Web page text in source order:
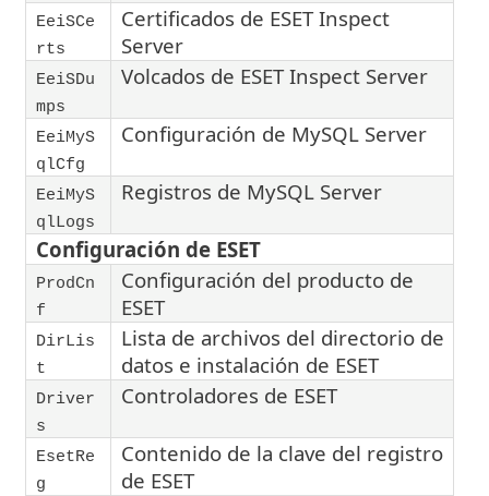
EeiSCe
rts
Certificados de ESET Inspect
Server
EeiSDu
mps
Volcados de ESET Inspect Server
EeiMyS
qlCfg
Configuración de MySQL Server
EeiMyS
qlLogs
Registros de MySQL Server
Configuración de ESET
ProdCn
f
Configuración del producto de
ESET
DirLis
t
Lista de archivos del directorio de
datos e instalación de ESET
Driver
s
Controladores de ESET
EsetRe
g
Contenido de la clave del registro
de ESET